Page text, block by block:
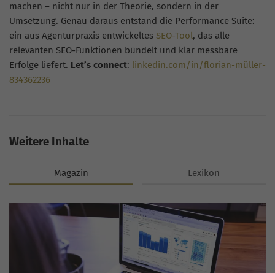
machen – nicht nur in der Theorie, sondern in der
Umsetzung. Genau daraus entstand die Performance Suite:
ein aus Agenturpraxis entwickeltes SEO-Tool, das alle
relevanten SEO-Funktionen bündelt und klar messbare
Erfolge liefert. Let’s connect: linkedin.com/in/florian-müller-
834362236
Weitere Inhalte
Magazin Lexikon